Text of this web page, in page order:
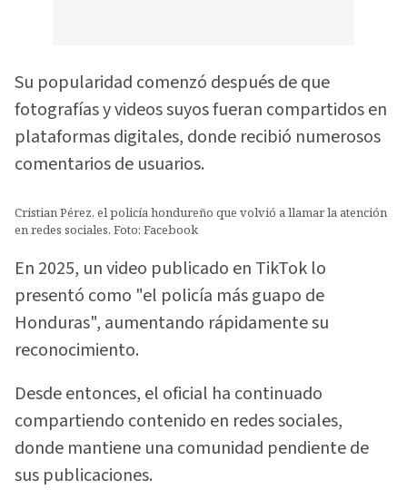
Su popularidad comenzó después de que
fotografías y videos suyos fueran compartidos en
plataformas digitales, donde recibió numerosos
comentarios de usuarios.
Cristian Pérez, el policía hondureño que volvió a llamar la atención
en redes sociales. Foto: Facebook
En 2025, un video publicado en TikTok lo
presentó como "el policía más guapo de
Honduras", aumentando rápidamente su
reconocimiento.
Desde entonces, el oficial ha continuado
compartiendo contenido en redes sociales,
donde mantiene una comunidad pendiente de
sus publicaciones.